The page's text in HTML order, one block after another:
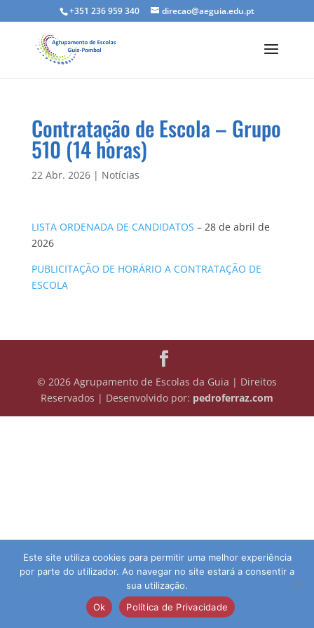
+351 236 959 340 direcao@aeguia.edu.pt
Contratação de Escola – Grupo
510 (14 horas)
22 Abr. 2026| Notícias
LISTA ORDENADA DE CANDIDATOS – 28 de abril de
2026
PUBLICITAÇÃO DE HORÁRIO A CONTRATAÇÃO DE
ESCOLA
© 2026 Agrupamento de Escolas da Guia | Direitos
Reservados | Desenvolvido por: pedroferraz.com
Este site utiliza cookies para permitir uma melhor experiência
por parte do utilizador. Ao navegar no site estará a consentir a
sua utilização.
Ok
Política de Privacidade